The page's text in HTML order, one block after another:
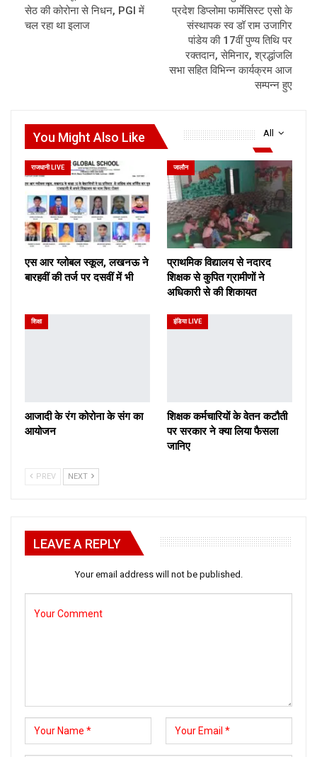
सेठ की कोरोना से निधन, PGI में
चल रहा था इलाज
प्रदेश डिप्लोमा फार्मेसिस्ट एसो के
संस्थापक स्व डॉ राम उजागिर
पांडेय की 17वीं पुण्य तिथि पर
रक्तदान, सेमिनार, श्रद्धांजलि
सभा सहित विभिन्न कार्यक्रम आज
सम्पन्न हुए
All
You Might Also Like
राजधानी LIVE
एस आर ग्लोबल स्कूल, लखनऊ ने
बारहवीं की तर्ज पर दसवीं में भी
जालौन
प्राथमिक विद्यालय से नदारद
शिक्षक से कुपित ग्रामीणों ने
अधिकारी से की शिकायत
शिक्षा
आजादी के रंग कोरोना के संग का
आयोजन
इंडिया LIVE
शिक्षक कर्मचारियों के वेतन कटौती
पर सरकार ने क्या लिया फैसला
जानिए
PREV NEXT
LEAVE A REPLY
Your email address will not be published.